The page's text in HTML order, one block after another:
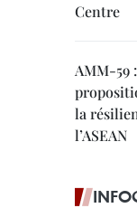
Centre
AMM-59
la
l’ASEAN